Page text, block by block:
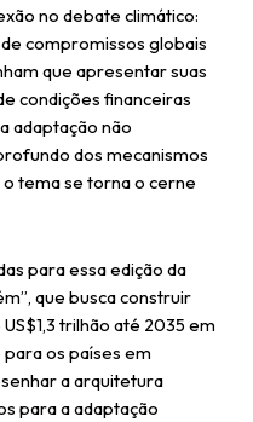
no debate climático:
compromissos globais
que apresentar suas
condições financeiras
adaptação não
dos mecanismos
tema se torna o cerne
para essa edição da
que busca construir
trilhão até 2035 em
os países em
a arquitetura
para a adaptação